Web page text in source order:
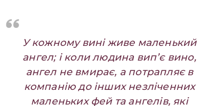
У кожному вині живе маленький
ангел; і коли людина вип’є вино,
ангел не вмирає, а потрапляє в
компанію до інших незліченних
маленьких фей та ангелів, які